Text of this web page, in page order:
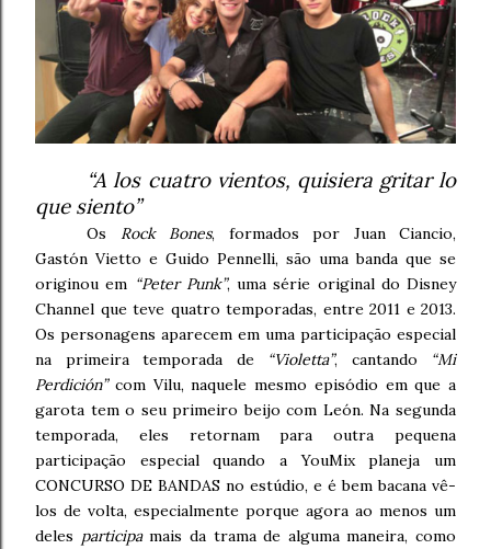
“A los cuatro vientos, quisiera gritar lo
que siento”
Os Rock Bones, formados por Juan Ciancio,
Gastón Vietto e Guido Pennelli, são uma banda que se
originou em “Peter Punk”, uma série original do Disney
Channel que teve quatro temporadas, entre 2011 e 2013.
Os personagens aparecem em uma participação especial
na primeira temporada de
“Violetta”, cantando
“Mi
Perdición”com Vilu, naquele mesmo episódio em que a
garota tem o seu primeiro beijo com León. Na segunda
temporada, eles retornam para outra pequena
participação especial quando a YouMix planeja um
CONCURSO DE BANDAS no estúdio, e é bem bacana vê-
los de volta, especialmente porque agora ao menos um
deles participamais da trama de alguma maneira, como